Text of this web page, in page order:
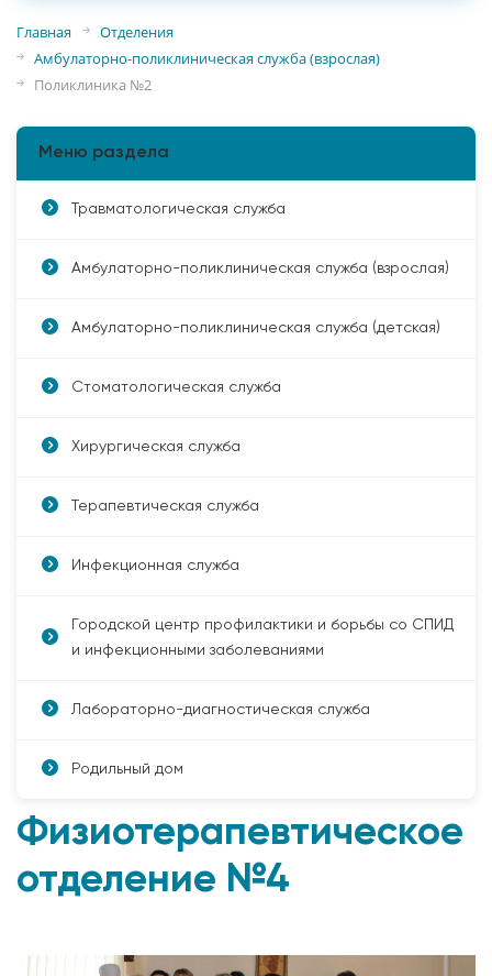
Главная
Отделения
Амбулаторно-поликлиническая служба (взрослая)
Поликлиника №2
Меню раздела
Травматологическая служба
Амбулаторно-поликлиническая служба (взрослая)
Амбулаторно-поликлиническая служба (детская)
Стоматологическая служба
Хирургическая служба
Терапевтическая служба
Инфекционная служба
Городской центр профилактики и борьбы со СПИД
и инфекционными заболеваниями
Лабораторно-диагностическая служба
Родильный дом
Физиотерапевтическое
отделение №4